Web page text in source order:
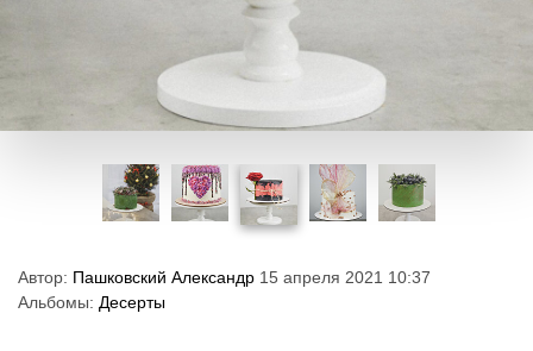
Автор: Пашковский Александр 15 апреля 2021 10:37
Альбомы: Десерты